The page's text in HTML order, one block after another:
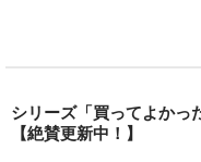
シリーズ「買ってよかっ
【絶賛更新中！】